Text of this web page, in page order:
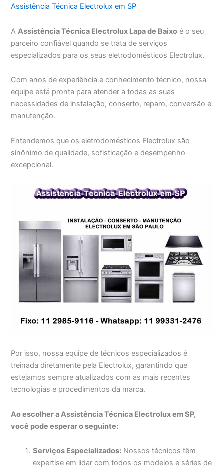
Assistência Técnica Electrolux em SP
AAssistência Técnica Electrolux Lapa de Baixo é o seu
parceiro confiável quando se trata de serviços
especializados para os seus eletrodomésticos Electrolux.
Com anos de experiência e conhecimento técnico, nossa
equipe está pronta para atender a todas as suas
necessidades de instalação, conserto, reparo, conversão e
manutenção.
Entendemos que os eletrodomésticos Electrolux são
sinônimo de qualidade, sofisticação e desempenho
excepcional.
Por isso, nossa equipe de técnicos especializados é
treinada diretamente pela Electrolux, garantindo que
estejamos sempre atualizados com as mais recentes
tecnologias e procedimentos da marca.
Ao escolher a Assistência Técnica Electrolux em SP,
você pode esperar o seguinte:
Serviços Especializados: Nossos técnicos têm
expertise em lidar com todos os modelos e séries de